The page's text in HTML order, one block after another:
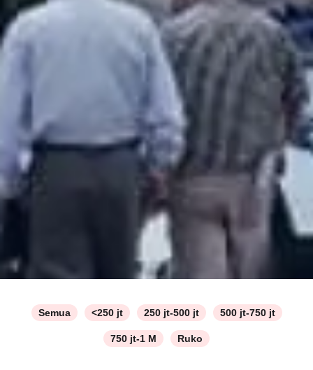
Semua <250 jt 250 jt-500 jt 500 jt-750 jt
750 jt-1 M Ruko